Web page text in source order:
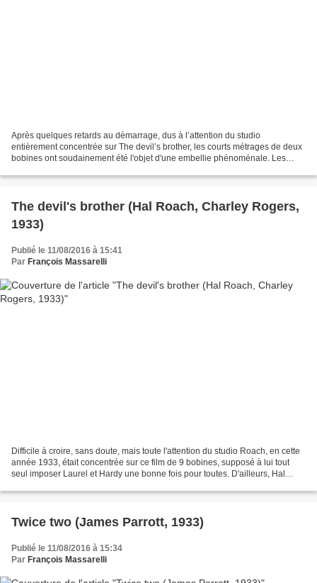
Après quelques retards au démarrage, dus à l’attention du studio
entièrement concentrée sur The devil’s brother, les courts métrages de deux
bobines ont soudainement été l'objet d'une embellie phénoménale. Les
The devil's brother (Hal Roach, Charley Rogers,
1933)
Publié le 11/08/2016 à 15:41
Par François Massarelli
Difficile à croire, sans doute, mais toute l'attention du studio Roach, en cette
année 1933, était concentrée sur ce film de 9 bobines, supposé à lui tout
seul imposer Laurel et Hardy une bonne fois pour toutes. D'ailleurs, Hal
Twice two (James Parrott, 1933)
Publié le 11/08/2016 à 15:34
Par François Massarelli